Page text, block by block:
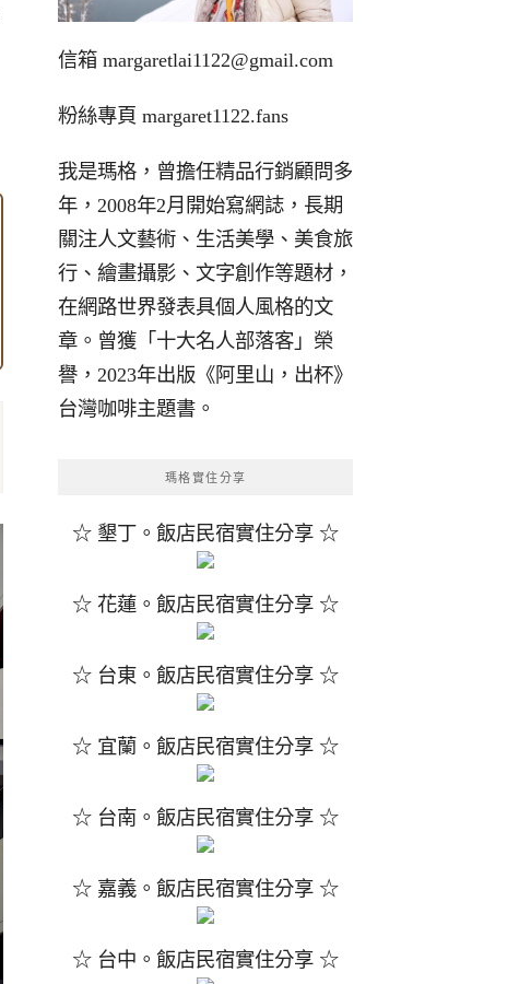
信箱 margaretlai1122@gmail.com
粉絲專頁 margaret1122.fans
我是瑪格，曾擔任精品行銷顧問多
年，2008年2月開始寫網誌，長期
關注人文藝術、生活美學、美食旅
行、繪畫攝影、文字創作等題材，
在網路世界發表具個人風格的文
章。曾獲「十大名人部落客」榮
譽，2023年出版《阿里山，出杯》
台灣咖啡主題書。
瑪格實住分享
☆ 墾丁。飯店民宿實住分享 ☆
☆ 花蓮。飯店民宿實住分享 ☆
☆ 台東。飯店民宿實住分享 ☆
☆ 宜蘭。飯店民宿實住分享 ☆
☆ 台南。飯店民宿實住分享 ☆
☆ 嘉義。飯店民宿實住分享 ☆
☆ 台中。飯店民宿實住分享 ☆